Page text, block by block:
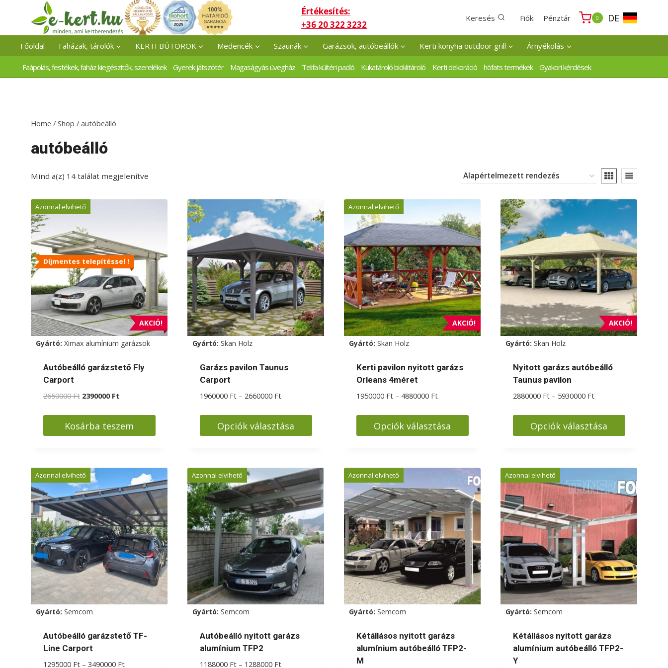
content
Értékesítés:
+36 20 322 3232
Keresés Fiók Pénztár 0 DE
Főoldal Faházak, tárolók KERTI BÚTOROK Medencék Szaunák Garázsok, autóbeállók Kerti konyha outdoor grill Árnyékolás
Faápolás, festékek, faház kiegészítők, szerelékek Gyerek játszótér Magaságyás üvegház Telifa kültéri padló Kukatároló biciklitároló Kerti dekoráció höfats termékek Gyakori kérdések
Home / Shop / autóbeálló
autóbeálló
Mind a(z) 14 találat megjelenítve
AKCIÓ!
Azonnal elvihető
Díjmentes telepítéssel !
Gyártó: Ximax alumínium garázsok
Autóbeálló garázstető Fly
Carport
2650000Ft Original
was:
2650000 Ft.
2390000 FtCurrent
is:
2390000 Ft.
Kosárba teszem
Gyártó: Skan Holz
Garázs pavilon Taunus
Carport
1960000 Ft – 2660000 FtÁrtartomány:
-
2660000 Ft
Opciók választása
terméknek
több
variációja
van.
A
változatok
a
termékoldalon
választhatók
ki
AKCIÓ!
Azonnal elvihető
Gyártó: Skan Holz
Kerti pavilon nyitott garázs
Orleans 4méret
1950000 Ft – 4880000 FtÁrtartomány:
-
4880000 Ft
Opciók választása
terméknek
több
variációja
van.
A
változatok
a
termékoldalon
választhatók
ki
AKCIÓ!
Gyártó: Skan Holz
Nyitott garázs autóbeálló
Taunus pavilon
2880000 Ft – 5930000 FtÁrtartomány:
-
5930000 Ft
Opciók választása
terméknek
több
variációja
van.
A
változatok
a
termékoldalon
választhatók
ki
Azonnal elvihető
Gyártó: Semcom
Autóbeálló garázstető TF-
Line Carport
1295000 Ft – 3490000 FtÁrtartomány:
Azonnal elvihető
Gyártó: Semcom
Autóbeálló nyitott garázs
alumínium TFP2
1188000 Ft – 1288000 FtÁrtartomány:
Azonnal elvihető
Gyártó: Semcom
Kétállásos nyitott garázs
alumínium autóbeálló TFP2-
M
Azonnal elvihető
Gyártó: Semcom
Kétállásos nyitott garázs
alumínium autóbeálló TFP2-
Y